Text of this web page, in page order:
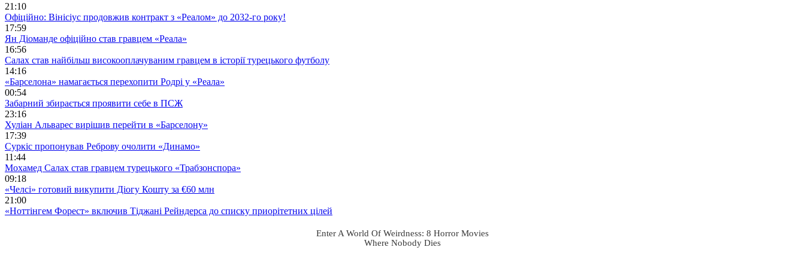
21:10
Офіційно: Вінісіус продовжив контракт з «Реалом» до 2032-го року!
17:59
Ян Діоманде офіційно став гравцем «Реала»
16:56
Салах став найбільш високооплачуваним гравцем в історії турецького футболу
14:16
«Барселона» намагається перехопити Родрі у «Реала»
00:54
Забарний збирається проявити себе в ПСЖ
23:16
Хуліан Альварес вирішив перейти в «Барселону»
17:39
Суркіс пропонував Реброву очолити «Динамо»
11:44
Мохамед Салах став гравцем турецького «Трабзонспора»
09:18
«Челсі» готовий викупити Діогу Кошту за €60 млн
21:00
«Ноттінгем Форест» включив Тіджані Рейндерса до списку приорітетних цілей